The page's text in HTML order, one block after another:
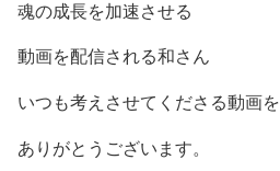
魂の成長を加速させる
動画を配信される和さん
いつも考えさせてくださる動画を
ありがとうございます。